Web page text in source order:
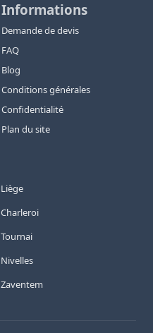
Informations
Demande de devis
FAQ
Blog
Conditions générales
Confidentialité
Plan du site
Liège
Charleroi
Tournai
Nivelles
Zaventem